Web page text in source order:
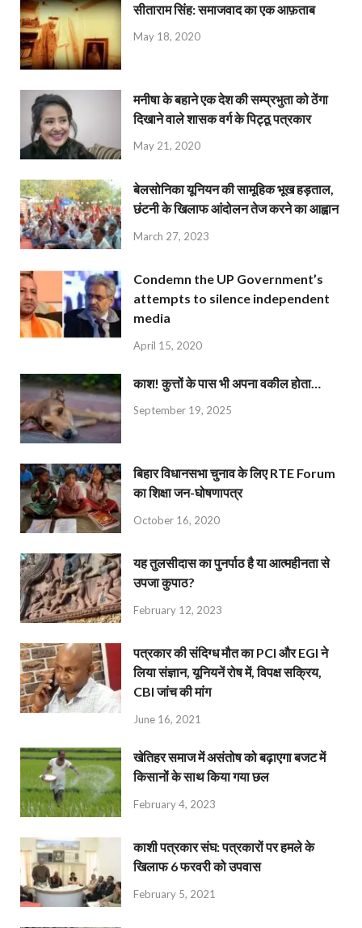
सीताराम सिंह: समाजवाद का एक आफ़ताब
May 18, 2020
मनीषा के बहाने एक देश की सम्प्रभुता को ठेंगा
दिखाने वाले शासक वर्ग के पिट्ठू पत्रकार
May 21, 2020
बेलसोनिका यूनियन की सामूहिक भूख हड़ताल,
छंटनी के खिलाफ आंदोलन तेज करने का आह्वान
March 27, 2023
Condemn the UP Government’s
attempts to silence independent
media
April 15, 2020
काश! कुत्तों के पास भी अपना वकील होता…
September 19, 2025
बिहार विधानसभा चुनाव के लिए RTE Forum
का शिक्षा जन-घोषणापत्र
October 16, 2020
यह तुलसीदास का पुनर्पाठ है या आत्महीनता से
उपजा कुपाठ?
February 12, 2023
पत्रकार की संदिग्ध मौत का PCI और EGI ने
लिया संज्ञान, यूनियनें रोष में, विपक्ष सक्रिय,
CBI जांच की मांग
June 16, 2021
खेतिहर समाज में असंतोष को बढ़ाएगा बजट में
किसानों के साथ किया गया छल
February 4, 2023
काशी पत्रकार संघ: पत्रकारों पर हमले के
खिलाफ 6 फरवरी को उपवास
February 5, 2021